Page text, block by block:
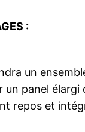
:
un
un panel élargi
repos et